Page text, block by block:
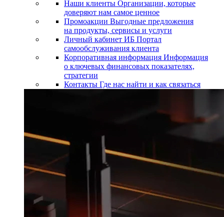
Наши клиенты Организации, которые
доверяют нам самое ценное
Промоакции Выгодные предложения
на продукты, сервисы и услуги
Личный кабинет ИБ Портал
самообслуживания клиента
Корпоративная информация Информация
о ключевых финансовых показателях,
стратегии
Контакты Где нас найти и как связаться